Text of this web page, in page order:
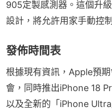
905定製感測器。這個升
設計，將允許用家手動控
發佈時間表
根據現有資訊，Apple預
會，同時推出iPhone 18
以及全新的「iPhone